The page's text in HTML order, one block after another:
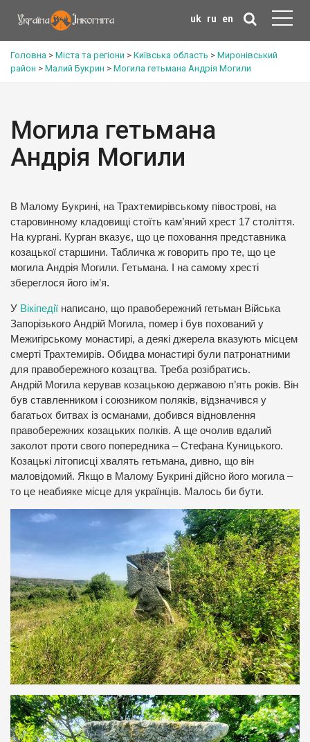
uk ru en
Головна > Міста та регіони > Київська область > Миронівський
район > Малий Букрин > Могила гетьмана Андрія Могили
Могила гетьмана
Андрія Могили
В Малому Букрині, на Трахтемирівському півострові, на
старовинному кладовищі стоїть кам’яний хрест 17 століття.
На кургані. Курган вказує, що це поховання представника
козацької старшини. Табличка ж говорить про те, що це
могила Андрія Могили. Гетьмана. І на самому хресті
збереглося його ім’я.
У Вікіпедії написано, що правобережний гетьман Війська
Запорізького Андрій Могила, помер і був похований у
Межигірському монастирі, а деякі джерела вказують місцем
смерті Трахтемирів. Обидва монастирі були патронатними
для правобережного козацтва. Треба розібратись.
Андрій Могила керував козацькою державою п’ять років. Він
був ставленником і союзником поляків, відзначився у
багатьох битвах із османами, добився відновлення
правобережних козацьких полків. А ще очолив вдалий
заколот проти свого попередника – Стефана Куницького.
Козацькі літописці хвалять гетьмана, дивно, що він
маловідомий. Якщо в Малому Букрині дійсно його могила –
то це неабияке місце для українців. Малось би бути.